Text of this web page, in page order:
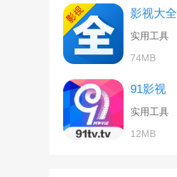
影视大全
实用工具
74MB
91影视
实用工具
12MB